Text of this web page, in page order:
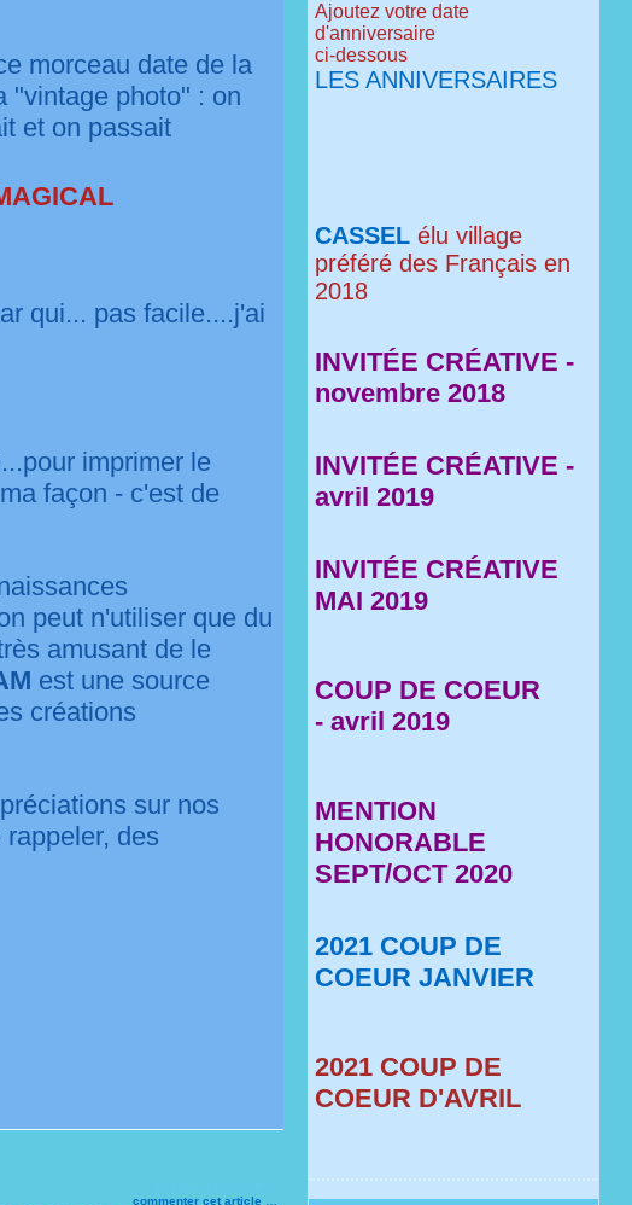
morceau date de la
"vintage photo" : on
et on passait
qui... pas facile....j'ai
imprimer le
façon - c'est de
peut n'utiliser que du
amusant de le
est une source
créations
sur nos
des
commenter cet article
Ajoutez votre date
d'anniversaire
ci-dessous
LES ANNIVERSAIRES
CASSEL élu village
préféré des Français en
2018
INVITÉE CRÉATIVE -
novembre 2018
INVITÉE CRÉATIVE -
avril 2019
INVITÉE CRÉATIVE
MAI 2019
COUP DE COEUR
- avril 2019
MENTION
HONORABLE
SEPT/OCT 2020
2021 COUP DE
COEUR JANVIER
2021 COUP DE
COEUR D'AVRIL